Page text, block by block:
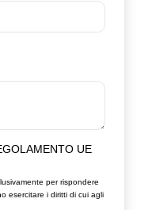
UE
per rispondere
esercitare i diritti di cui agli